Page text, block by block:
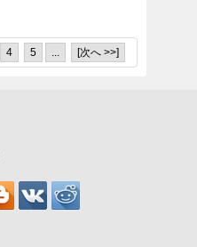
4 5 ... [次へ >>]